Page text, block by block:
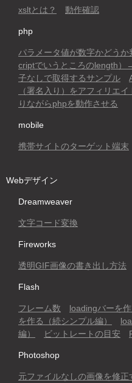
xsltとは？ 動作確認
php
パラメータ値が数字かどうか
criptでいうところのlength）
子なしで取得するサンプル
（署名入り）をアフィリエイ
りながらphpを動作させる
mobile
携帯サイトのターゲット端末
Webデザイン
Dreamweaver
文字コード変換
Fireworks
透明GIF画像の書き出し方法
Flash
フレーム数 loadingバーを作
を作る（続シンプル編）
編）
ビットレートの目安
Photoshop
元ファイルなしの画像を修正